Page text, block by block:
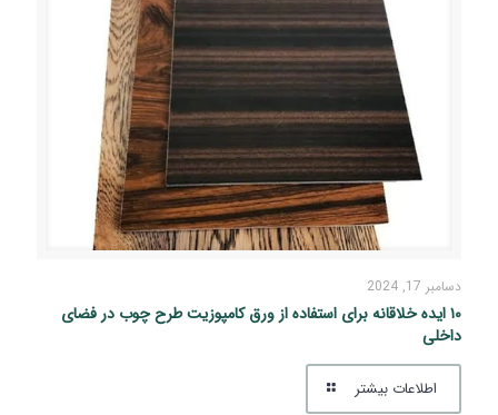
دسامبر 17, 2024
۱۰ ایده خلاقانه برای استفاده از ورق کامپوزیت طرح چوب در فضای
داخلی
اطلاعات بیشتر